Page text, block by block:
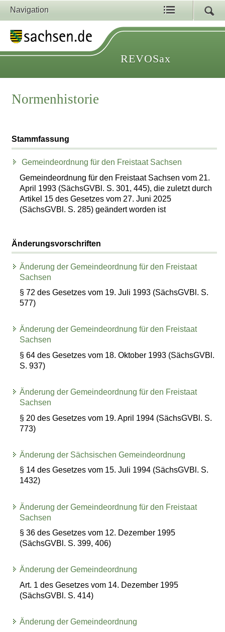
Navigation
REVOSax
Normenhistorie
Stammfassung
Gemeindeordnung für den Freistaat Sachsen
Gemeindeordnung für den Freistaat Sachsen vom 21.
April 1993 (SächsGVBl. S. 301, 445), die zuletzt durch
Artikel 15 des Gesetzes vom 27. Juni 2025
(SächsGVBl. S. 285) geändert worden ist
Änderungsvorschriften
Änderung der Gemeindeordnung für den Freistaat
Sachsen
§ 72 des Gesetzes vom 19. Juli 1993 (SächsGVBl. S.
577)
Änderung der Gemeindeordnung für den Freistaat
Sachsen
§ 64 des Gesetzes vom 18. Oktober 1993 (SächsGVBl.
S. 937)
Änderung der Gemeindeordnung für den Freistaat
Sachsen
§ 20 des Gesetzes vom 19. April 1994 (SächsGVBl. S.
773)
Änderung der Sächsischen Gemeindeordnung
§ 14 des Gesetzes vom 15. Juli 1994 (SächsGVBl. S.
1432)
Änderung der Gemeindeordnung für den Freistaat
Sachsen
§ 36 des Gesetzes vom 12. Dezember 1995
(SächsGVBl. S. 399, 406)
Änderung der Gemeindeordnung
Art. 1 des Gesetzes vom 14. Dezember 1995
(SächsGVBl. S. 414)
Änderung der Gemeindeordnung